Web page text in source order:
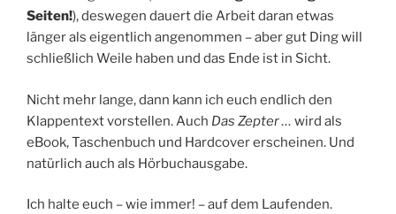
Seiten!), deswegen dauert die Arbeit daran etwas
länger als eigentlich angenommen – aber gut Ding will
schließlich Weile haben und das Ende ist in Sicht.
Nicht mehr lange, dann kann ich euch endlich den
Klappentext vorstellen. Auch Das Zepter … wird als
eBook, Taschenbuch und Hardcover erscheinen. Und
natürlich auch als Hörbuchausgabe.
Ich halte euch – wie immer! – auf dem Laufenden.